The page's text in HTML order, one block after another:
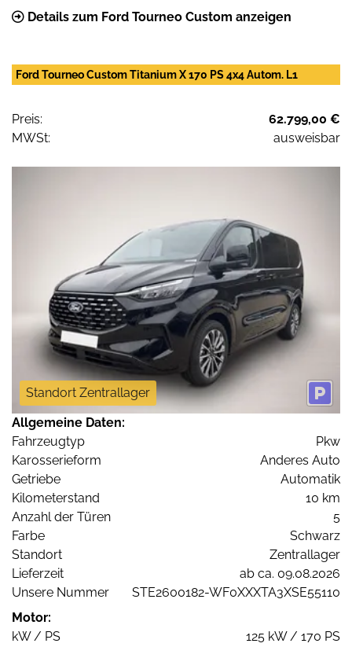
Details zum Ford Tourneo Custom anzeigen
Ford Tourneo Custom Titanium X 170 PS 4x4 Autom. L1
Preis:
62.799,00 €
MWSt:
ausweisbar
Standort Zentrallager
Allgemeine Daten:
Fahrzeugtyp
Pkw
Karosserieform
Anderes Auto
Getriebe
Automatik
Kilometerstand
10 km
Anzahl der Türen
5
Farbe
Schwarz
Standort
Zentrallager
Lieferzeit
ab ca. 09.08.2026
Unsere Nummer
STE2600182-WF0XXXTA3XSE55110
Motor:
kW / PS
125 kW / 170 PS